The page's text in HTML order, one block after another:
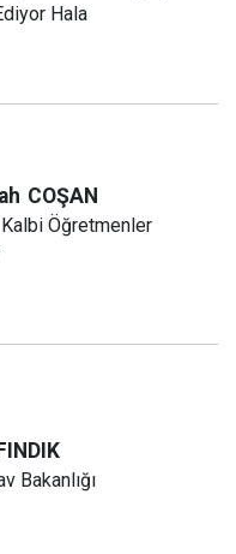
Hala
COŞAN
Öğretmenler
FINDIK
Bakanlığı